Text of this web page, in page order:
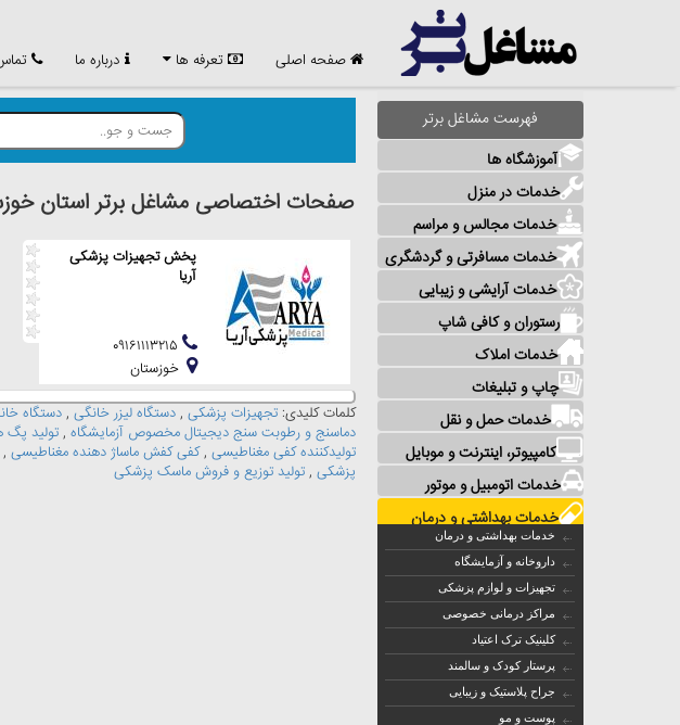
صفحه اصلی تعرفه ها درباره ما
فهرست مشاغل برتر
آموزشگاه ها
خدمات در منزل
خدمات مجالس و مراسم
خدمات مسافرتی و گردشگری
خدمات آرایشی و زیبایی
رستوران و کافی شاپ
خدمات املاک
چاپ و تبلیغات
خدمات حمل و نقل
کامپیوتر، اینترنت و موبایل
خدمات اتومبیل و موتور
خدمات بهداشتی و درمان
خدمات بهداشتی و درمان
داروخانه و آزمایشگاه
تجهیزات و لوازم پزشکی
مراکز درمانی خصوصی
کلینیک ترک اعتیاد
پرستار کودک و سالمند
جراح پلاستیک و زیبایی
پوست و مو
صفحات اختصاصی مشاغل برتر استان
پخش تجهیزات پزشکی
آریا
خوزستان
کلمات کلیدی: تجهیزات پزشکی , دستگاه لیزر خانگی , دستگاه
دماسنج و رطوبت سنج دیجیتال مخصوص آزمایشگاه , تولید پگ
تولیدکننده کفی مغناطیسی ,کفی کفش ماساژ دهنده مغناطیسی ,
پزشکی , تولید توزیع و فروش ماسک پزشکی